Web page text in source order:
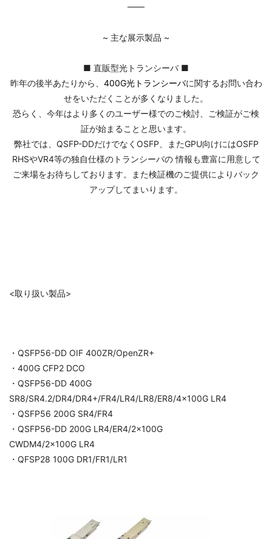
━━
~ 主な展示製品 ~
■ 直販型光トランシーバ ■
昨年の後半あたりから、 400G光トランシーバに関するお問い合わ
せをいただくことが多くなりました。
恐らく、今年はより多くのユーザー様でのご検討、ご検証がご検
証が始まることと思います。
弊社では、QSFP-DDだけでなく OSFP、またGPU向けにはOSFP
RHSやVR4等の独自仕様のトランシーバの 情報も豊富に用意して
ご来場をお待ちしております。また検証機のご提供によりバック
アップしてまいります。
<取り扱い製品>
・QSFP56-DD OIF 400ZR/OpenZR+
・400G CFP2 DCO
・QSFP56-DD 400G
SR8/SR4.2/DR4/DR4+/FR4/LR4/LR8/ER8/4x100G LR4
・QSFP56 200G SR4/FR4
・QSFP56-DD 200G LR4/ER4/2x100G
CWDM4/2x100G LR4
・QFSP28 100G DR1/FR1/LR1